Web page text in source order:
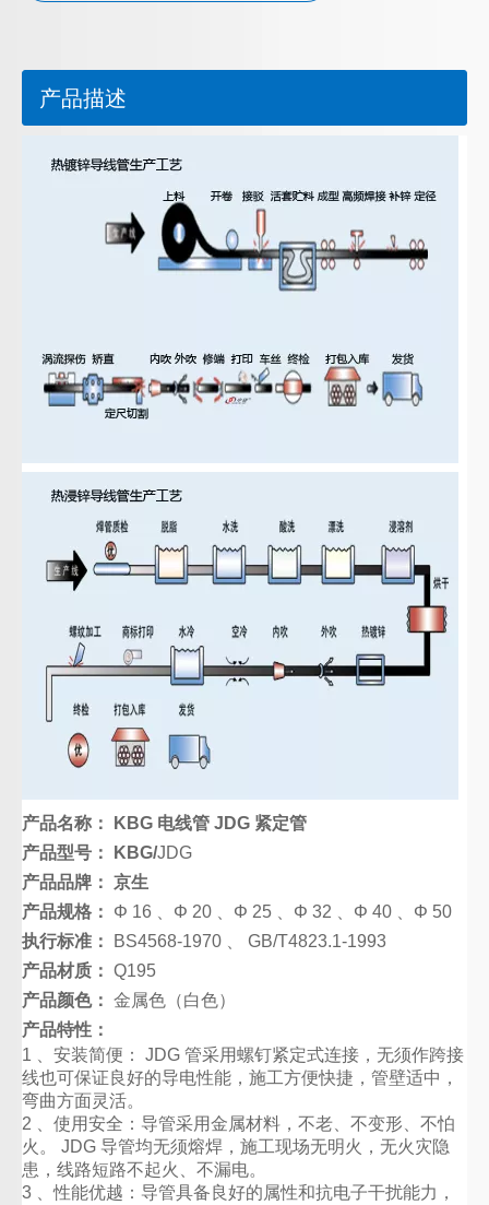
产品描述
产品名称： KBG 电线管 JDG 紧定管
产品型号： KBG/JDG
产品品牌： 京生
产品规格： Φ 16 、Φ 20 、Φ 25 、Φ 32 、Φ 40 、Φ 50
执行标准：
BS4568-1970 、 GB/T4823.1-1993
产品材质： Q195
产品颜色： 金属色（白色）
产品特性：
1 、安装简便： JDG 管采用螺钉紧定式连接，无须作跨接
线也可保证良好的导电性能，施工方便快捷，管壁适中，
弯曲方面灵活。
2 、使用安全：导管采用金属材料，不老、不变形、不怕
火。 JDG 导管均无须熔焊，施工现场无明火，无火灾隐
患，线路短路不起火、不漏电。
3 、性能优越：导管具备良好的属性和抗电子干扰能力，